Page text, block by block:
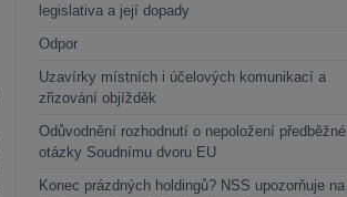
legislativa a její dopady
Odpor
Uzavírky místních i účelových komunikací a
zřizování objížděk
Odůvodnění rozhodnutí o nepoložení předběžné
otázky Soudnímu dvoru EU
Konec prázdných holdingů? NSS upozorňuje na